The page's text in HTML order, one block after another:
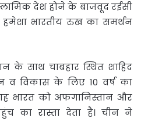
देश होने के बाजवूद रईसी
भारतीय रुख का समर्थन
के साथ चाबहार स्थित शाहिद
व विकास के लिए 10 वर्ष का
भारत को अफगानिस्तान और
का रास्ता देता है। चीन ने